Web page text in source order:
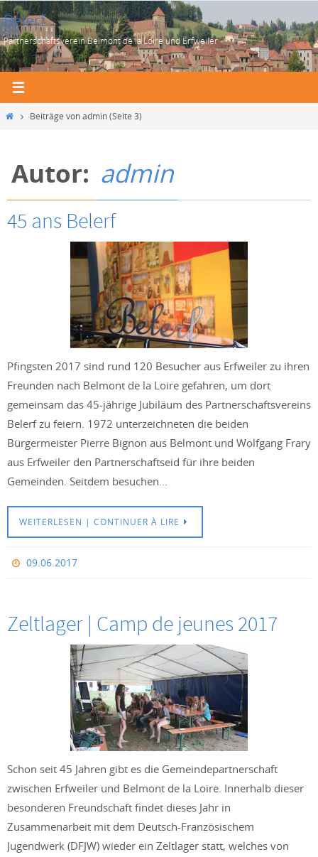
Zum
Inhalt
springen
Belerf
Partnerschaftsverein Belmont de la Loire und Erfweiler
StartBeiträge von admin(Seite 3)
Autor: admin
45 ans Belerf
Pfingsten 2017 sind rund 120 Besucher aus Erfweiler zu ihren
Freunden nach Belmont de la Loire gefahren, um dort
gemeinsam das 45-jährige Jubiläum des Partnerschaftsvereins
Belerf zu feiern. 1972 unterzeichneten die beiden
Bürgermeister Pierre Bignon aus Belmont und Wolfgang Frary
aus Erfweiler den Partnerschaftseid für ihre beiden
Gemeinden. Seitdem besuchen…
WEITERLESEN | CONTINUER À LIRE
09.06.2017
Zeltlager | Camp de jeunes 2017
Schon seit 45 Jahren gibt es die Gemeindepartnerschaft
zwischen Erfweiler und Belmont de la Loire. Innerhalb dieser
besonderen Freundschaft findet dieses Jahr in
Zusammenarbeit mit dem Deutsch-Französischem
Jugendwerk (DFJW) wieder ein Zeltlager statt, welches von